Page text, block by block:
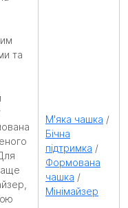
та
М'яка чашка /
Бічна
підтримка /
Формована
чашка /
Мінімайзер